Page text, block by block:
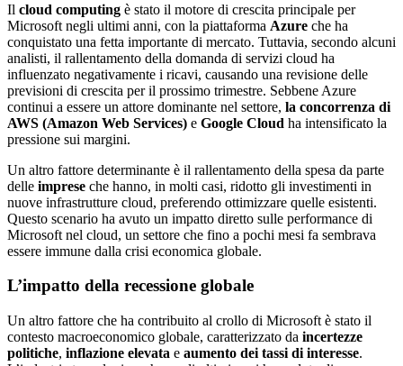
Il cloud computing è stato il motore di crescita principale per
Microsoft negli ultimi anni, con la piattaforma Azure che ha
conquistato una fetta importante di mercato. Tuttavia, secondo alcuni
analisti, il rallentamento della domanda di servizi cloud ha
influenzato negativamente i ricavi, causando una revisione delle
previsioni di crescita per il prossimo trimestre. Sebbene Azure
continui a essere un attore dominante nel settore, la concorrenza di
AWS (Amazon Web Services) e Google Cloud ha intensificato la
pressione sui margini.
Un altro fattore determinante è il rallentamento della spesa da parte
delle imprese che hanno, in molti casi, ridotto gli investimenti in
nuove infrastrutture cloud, preferendo ottimizzare quelle esistenti.
Questo scenario ha avuto un impatto diretto sulle performance di
Microsoft nel cloud, un settore che fino a pochi mesi fa sembrava
essere immune dalla crisi economica globale.
L’impatto della recessione globale
Un altro fattore che ha contribuito al crollo di Microsoft è stato il
contesto macroeconomico globale, caratterizzato da incertezze
politiche, inflazione elevata e aumento dei tassi di interesse.